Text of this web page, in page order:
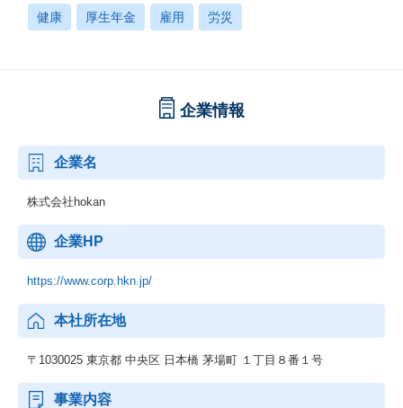
健康 厚生年金 雇用 労災
企業情報
企業名
株式会社hokan
企業HP
https://www.corp.hkn.jp/
本社所在地
〒1030025 東京都 中央区 日本橋 茅場町 １丁目８番１号
事業内容